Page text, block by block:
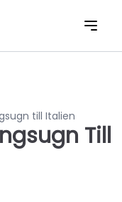
till Italien
Till